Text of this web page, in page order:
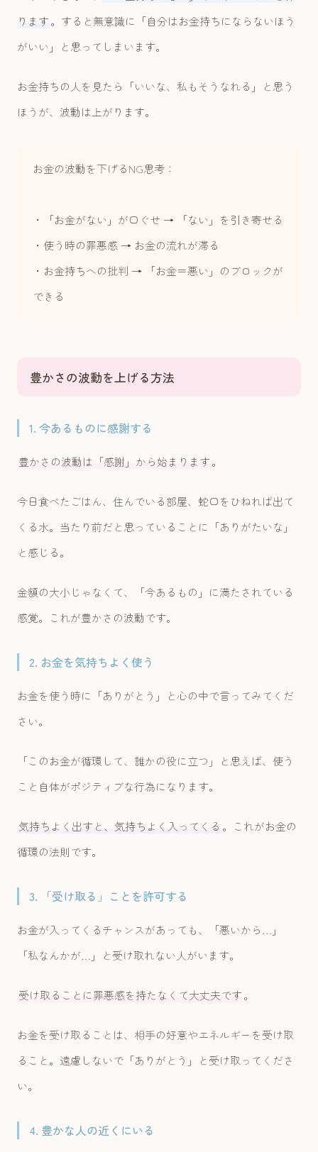
ります。すると無意識に「自分はお金持ちにならないほう
がいい」と思ってしまいます。
お金持ちの人を見たら「いいな、私もそうなれる」と思う
ほうが、波動は上がります。
お金の波動を下げるNG思考：
・「お金がない」が口ぐせ → 「ない」を引き寄せる
・使う時の罪悪感 → お金の流れが滞る
・お金持ちへの批判 → 「お金＝悪い」のブロックが
できる
豊かさの波動を上げる方法
1. 今あるものに感謝する
豊かさの波動は「感謝」から始まります。
今日食べたごはん、住んでいる部屋、蛇口をひねれば出て
くる水。当たり前だと思っていることに「ありがたいな」
と感じる。
金額の大小じゃなくて、「今あるもの」に満たされている
感覚。これが豊かさの波動です。
2. お金を気持ちよく使う
お金を使う時に「ありがとう」と心の中で言ってみてくだ
さい。
「このお金が循環して、誰かの役に立つ」と思えば、使う
こと自体がポジティブな行為になります。
気持ちよく出すと、気持ちよく入ってくる 。これがお金の
循環の法則です。
3. 「受け取る」ことを許可する
お金が入ってくるチャンスがあっても、「悪いから…」
「私なんかが…」と受け取れない人がいます。
受け取ることに罪悪感を持たなくて大丈夫です。
お金を受け取ることは、相手の好意やエネルギーを受け取
ること。遠慮しないで「ありがとう」と受け取ってくださ
い。
4. 豊かな人の近くにいる